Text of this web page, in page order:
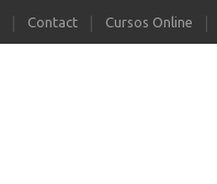
Contact Cursos Online